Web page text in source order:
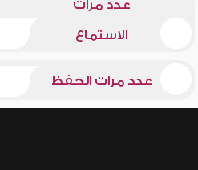
عدد مرات
الاستماع
عدد مرات الحفظ